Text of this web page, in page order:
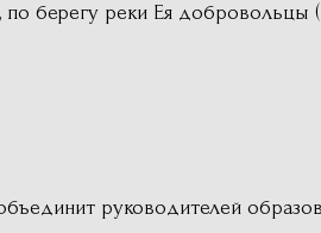
берегу реки Ея добровольцы
руководителей